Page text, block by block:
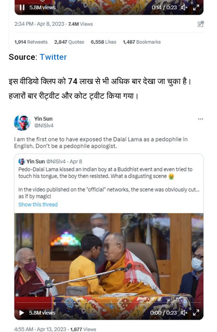
Source: Twitter
इस वीडियो क्लिप को 74 लाख से भी अधिक बार देखा जा चुका है।
हजारों बार रीट्वीट और कोट ट्वीट किया गया।